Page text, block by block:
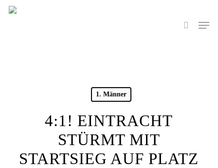
Skip
search
Menu
1. Männer
4:1! EINTRACHT
STÜRMT MIT
STARTSIEG AUF PLATZ